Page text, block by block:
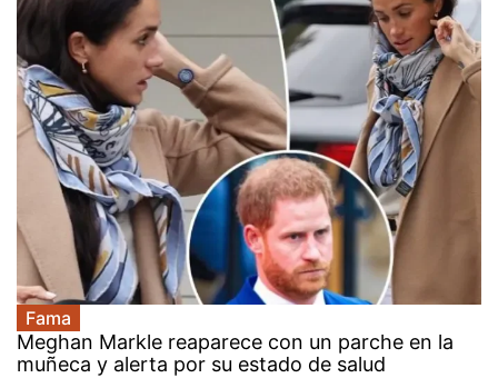
Fama
Meghan Markle reaparece con un parche en la
muñeca y alerta por su estado de salud